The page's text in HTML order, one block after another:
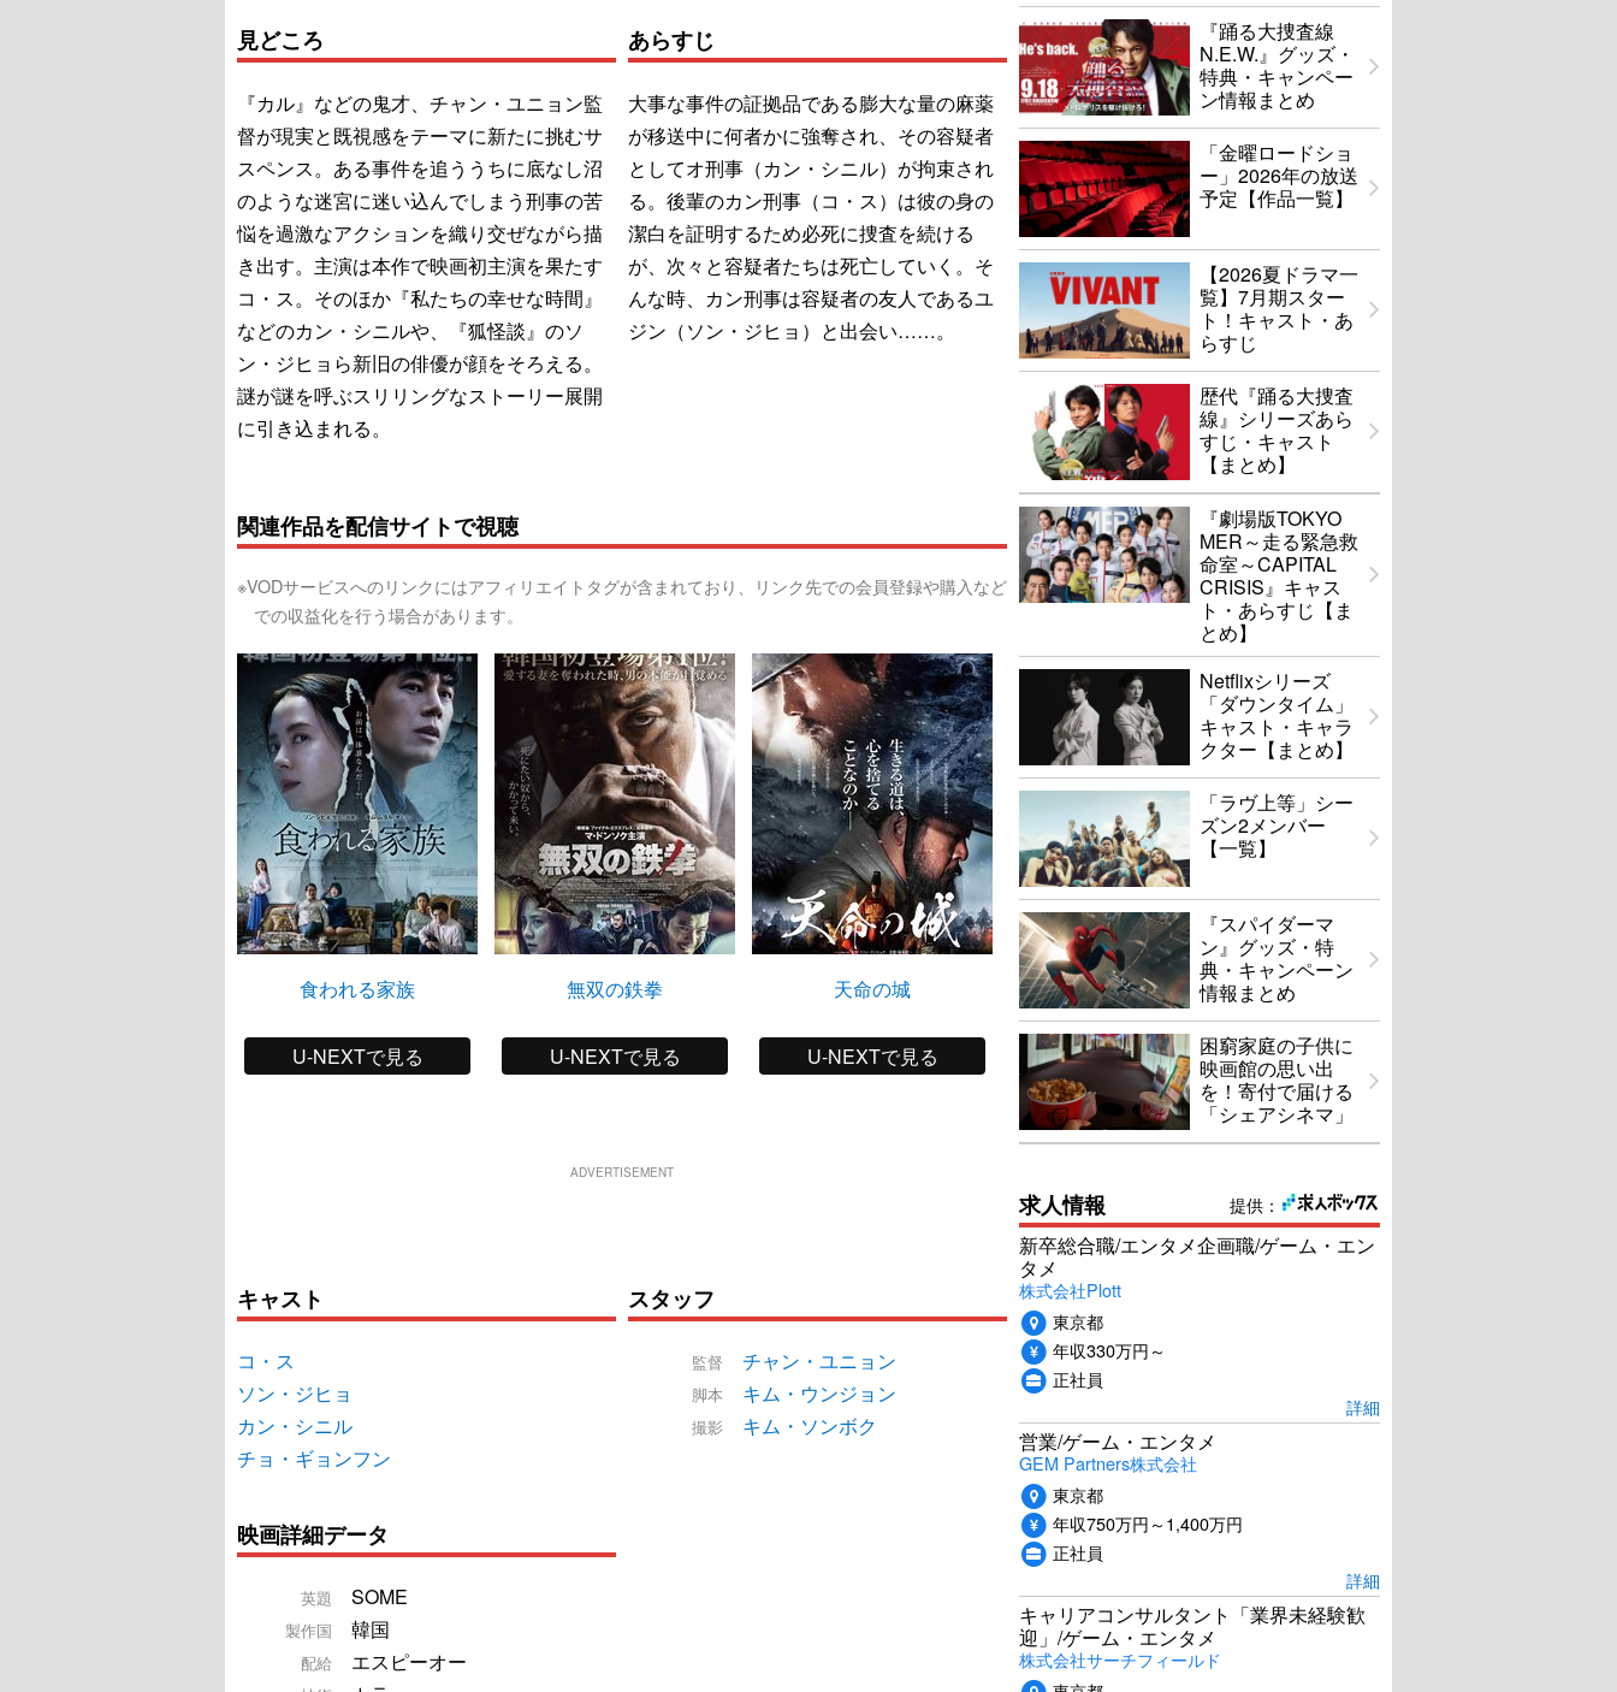
見どころ
『カル』などの鬼才、チャン・ユニョン監
督が現実と既視感をテーマに新たに挑むサ
スペンス。ある事件を追ううちに底なし沼
のような迷宮に迷い込んでしまう刑事の苦
悩を過激なアクションを織り交ぜながら描
き出す。主演は本作で映画初主演を果たす
コ・ス。そのほか『私たちの幸せな時間』
などのカン・シニルや、『狐怪談』のソ
ン・ジヒョら新旧の俳優が顔をそろえる。
謎が謎を呼ぶスリリングなストーリー展開
に引き込まれる。
あらすじ
大事な事件の証拠品である膨大な量の麻薬
が移送中に何者かに強奪され、その容疑者
としてオ刑事（カン・シニル）が拘束され
る。後輩のカン刑事（コ・ス）は彼の身の
潔白を証明するため必死に捜査を続ける
が、次々と容疑者たちは死亡していく。そ
んな時、カン刑事は容疑者の友人であるユ
ジン（ソン・ジヒョ）と出会い……。
関連作品を配信サイトで視聴
※VODサービスへのリンクにはアフィリエイトタグが含まれており、リンク先での会員登録や購入など
での収益化を行う場合があります。
食われる家族
U-NEXTで見る
無双の鉄拳
U-NEXTで見る
天命の城
U-NEXTで見る
ラスト・プリンセス 大韓
帝国最後の皇女
U-NEXTで見る
尚衣院 サンイウォン
U-NEXTで見る
ADVERTISEMENT
キャスト
コ・ス
ソン・ジヒョ
カン・シニル
チョ・ギョンフン
スタッフ
監督 チャン・ユニョン
脚本 キム・ウンジョン
撮影 キム・ソンボク
映画詳細データ
英題 SOME
製作国 韓国
配給 エスピーオー
『踊る大捜査線
N.E.W.』グッズ・
特典・キャンペー
ン情報まとめ
「金曜ロードショ
ー」2026年の放送
予定【作品一覧】
【2026夏ドラマ一
覧】7月期スター
ト！キャスト・あ
らすじ
歴代『踊る大捜査
線』シリーズあら
すじ・キャスト
【まとめ】
『劇場版TOKYO
MER～走る緊急救
命室～CAPITAL
CRISIS』キャス
ト・あらすじ【ま
とめ】
Netflixシリーズ
「ダウンタイム」
キャスト・キャラ
クター【まとめ】
「ラヴ上等」シー
ズン2メンバー
【一覧】
『スパイダーマ
ン』グッズ・特
典・キャンペーン
情報まとめ
困窮家庭の子供に
映画館の思い出
を！寄付で届ける
「シェアシネマ」
提供：
求人情報
新卒総合職/エンタメ企画職/ゲーム・エン
タメ
株式会社Plott
東京都
年収330万円～
正社員
詳細
営業/ゲーム・エンタメ
GEM Partners株式会社
東京都
年収750万円～1,400万円
正社員
詳細
キャリアコンサルタント「業界未経験歓
迎」/ゲーム・エンタメ
株式会社サーチフィールド